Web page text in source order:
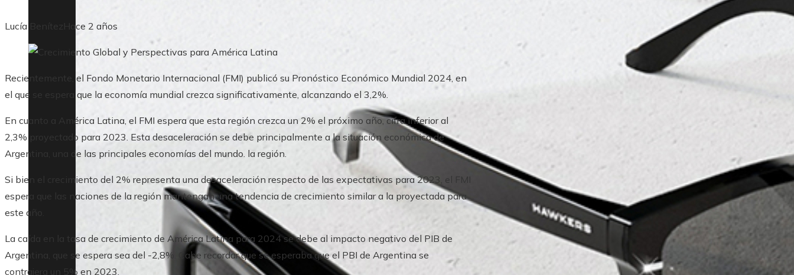
Lucía Benítez Hace 2 años
Recientemente, el Fondo Monetario Internacional (FMI) publicó su Pronóstico Económico Mundial 2024, en
el que se espera que la economía mundial crezca significativamente, alcanzando el 3,2%.
En cuanto a América Latina, el FMI espera que esta región crezca un 2% el próximo año, cifra inferior al
2,3% proyectado para 2023. Esta desaceleración se debe principalmente a la situación económica de
Argentina, una de las principales economías del mundo. la región.
Si bien el crecimiento del 2% representa una desaceleración respecto de las expectativas para 2023, el FMI
espera que las naciones de la región mantengan una tendencia de crecimiento similar a la proyectada para
este año.
La caída en la tasa de crecimiento de América Latina para 2024 se debe al impacto negativo del PIB de
Argentina, que se espera sea del -2,8%. Cabe recordar que se esperaba que el PBI de Argentina se
contrajera un 5% en 2023.